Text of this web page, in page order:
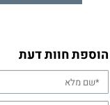
הוספת חוות דעת